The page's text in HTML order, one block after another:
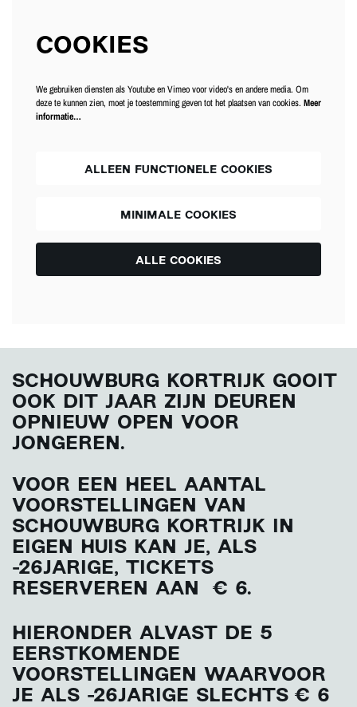
COOKIES
We gebruiken diensten als Youtube en Vimeo voor video's en andere media. Om
deze te kunnen zien, moet je toestemming geven tot het plaatsen van cookies. Meer
informatie…
ALLEEN FUNCTIONELE COOKIES
MINIMALE COOKIES
ALLE COOKIES
SCHOUWBURG KORTRIJK GOOIT
OOK DIT JAAR ZIJN DEUREN
OPNIEUW OPEN VOOR
JONGEREN .
VOOR EEN HEEL AANTAL
VOORSTELLINGEN VAN
SCHOUWBURG KORTRIJK IN
EIGEN HUIS KAN JE, ALS
-26JARIGE, TICKETS
RESERVEREN AAN € 6.
HIERONDER ALVAST DE 5
EERSTKOMENDE
VOORSTELLINGEN WAARVOOR
JE ALS -26JARIGE SLECHTS € 6